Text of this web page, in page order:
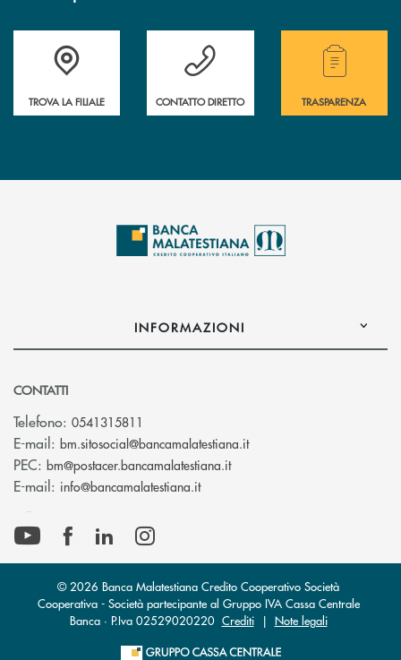
Trova la filiale più vicina a te.
TROVA LA FILIALE
Hai bisogno di assistenza ?&nbsp;
CONTATTO DIRETTO
Hai bisogno di
TRASPARENZA
INFORMAZIONI
CONTATTI
Telefono: 0541315811
E-mail: bm.sitosocial@bancamalatestiana.it(si apre l’app di posta
PEC: bm@postacer.bancamalatestiana.it(si apre l’app di posta
E-mail: info@bancamalatestiana.it(si apre l’app di posta
© 2026 Banca Malatestiana Credito Cooperativo Società
Cooperativa - Società partecipante al Gruppo IVA Cassa Centrale
Banca · P.Iva 02529020220 Crediti| Note legali